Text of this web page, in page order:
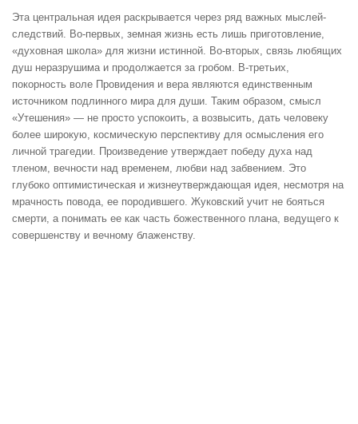
Эта центральная идея раскрывается через ряд важных мыслей-
следствий. Во-первых, земная жизнь есть лишь приготовление,
«духовная школа» для жизни истинной. Во-вторых, связь любящих
душ неразрушима и продолжается за гробом. В-третьих,
покорность воле Провидения и вера являются единственным
источником подлинного мира для души. Таким образом, смысл
«Утешения» — не просто успокоить, а возвысить, дать человеку
более широкую, космическую перспективу для осмысления его
личной трагедии. Произведение утверждает победу духа над
тленом, вечности над временем, любви над забвением. Это
глубоко оптимистическая и жизнеутверждающая идея, несмотря на
мрачность повода, ее породившего. Жуковский учит не бояться
смерти, а понимать ее как часть божественного плана, ведущего к
совершенству и вечному блаженству.